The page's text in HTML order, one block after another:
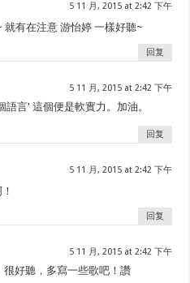
5 11 月, 2015 at 2:42 下午
就有在注意 游怡婷 一樣好聽~
回复
5 11 月, 2015 at 2:42 下午
言' 這個便是軟實力。加油。
回复
5 11 月, 2015 at 2:42 下午
回复
5 11 月, 2015 at 2:42 下午
很好聽，多寫一些歌吧！讚